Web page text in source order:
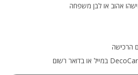
אהוב או לבן משפחה
הרכישה